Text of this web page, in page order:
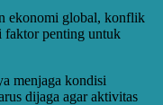
ekonomi global, konflik
faktor penting untuk
menjaga kondisi
dijaga agar aktivitas